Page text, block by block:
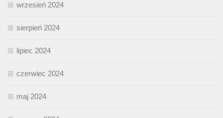
wrzesień 2024
sierpień 2024
lipiec 2024
czerwiec 2024
maj 2024